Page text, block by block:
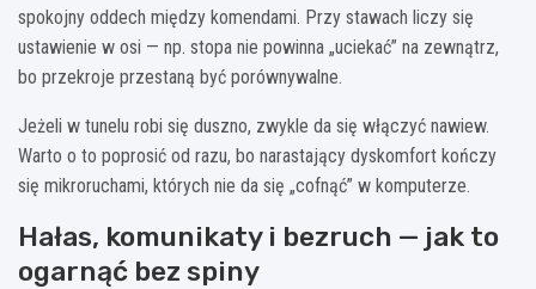
spokojny oddech między komendami. Przy stawach liczy się
ustawienie w osi — np. stopa nie powinna „uciekać” na zewnątrz,
bo przekroje przestaną być porównywalne.
Jeżeli w tunelu robi się duszno, zwykle da się włączyć nawiew.
Warto o to poprosić od razu, bo narastający dyskomfort kończy
się mikroruchami, których nie da się „cofnąć” w komputerze.
Hałas, komunikaty i bezruch — jak to
ogarnąć bez spiny